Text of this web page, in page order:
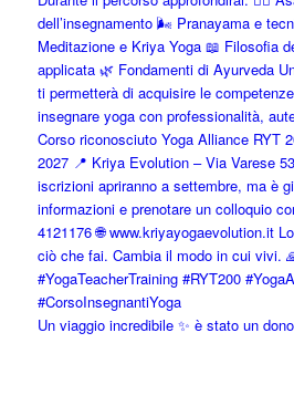
Un viaggio incredibile ✨ è stato un